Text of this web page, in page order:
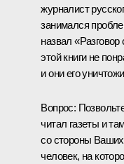
журналист
занимался
назвал
этой книги не
и они его
Вопрос:
читал газеты и
со стороны Ваших
человек, на